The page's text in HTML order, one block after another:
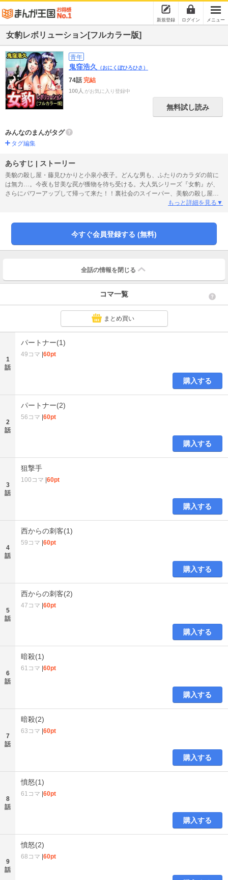
新規登録 ログイン メニュー
女豹レボリューション[フルカラー版]
青年
鬼窪浩久 （おにくぼひろひさ）
74話完結
100人 がお気に入り登録中
無料試し読み
みんなのまんがタグ
タグ編集
あらすじ | ストーリー
美貌の殺し屋・藤見ひかりと小泉小夜子。どんな男も、ふたりのカラダの前に
は無力…。今夜も甘美な罠が獲物を待ち受ける。大人気シリーズ『女豹』が、
さらにパワーアップして帰って来た！！裏社会のスイーパー、美貌の殺し屋・
藤見ひかりと小泉小夜子が、社会のゴミを一掃！！迷コンビが活躍する、究極
もっと詳細を見る▼
今すぐ会員登録する (無料)
全話の情報を 閉じる
コマ一覧
まとめ買い
1
話
パートナー(1)
49コマ 60pt
購入する
2
話
パートナー(2)
56コマ 60pt
購入する
3
話
狙撃手
100コマ 60pt
購入する
4
話
西からの刺客(1)
59コマ 60pt
購入する
5
話
西からの刺客(2)
47コマ 60pt
購入する
6
話
暗殺(1)
61コマ 60pt
購入する
7
話
暗殺(2)
63コマ 60pt
購入する
8
話
憤怒(1)
61コマ 60pt
購入する
9
話
憤怒(2)
68コマ 60pt